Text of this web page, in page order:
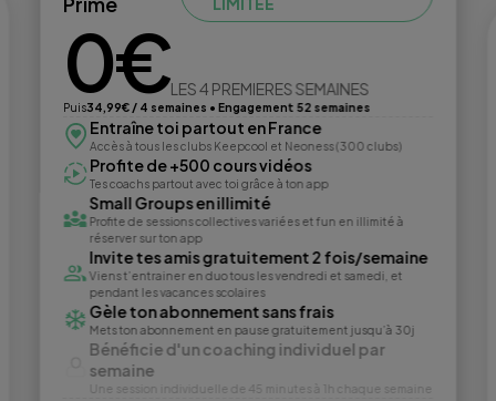
0€LES 4 PREMIERES SEMAINES
Puis34,99€ / 4 semaines • Engagement 52 semaines
Entraîne toi partout en France
Accès à tous les clubs Keepcool et Neoness (300 clubs)
Profite de +500 cours vidéos
Tes coachs partout avec toi grâce à ton app
Small Groups en illimité
Profite de sessions collectives variées et fun en illimité à
réserver sur ton app
Invite tes amis gratuitement 2 fois/semaine
Viens t’entrainer en duo tous les vendredi et samedi, et
pendant les vacances scolaires
Gèle ton abonnement sans frais
Mets ton abonnement en pause gratuitement jusqu’à 30j
Bénéficie d'un coaching individuel par
semaine
Une session individuelle de 45 minutes à 1h chaque semaine